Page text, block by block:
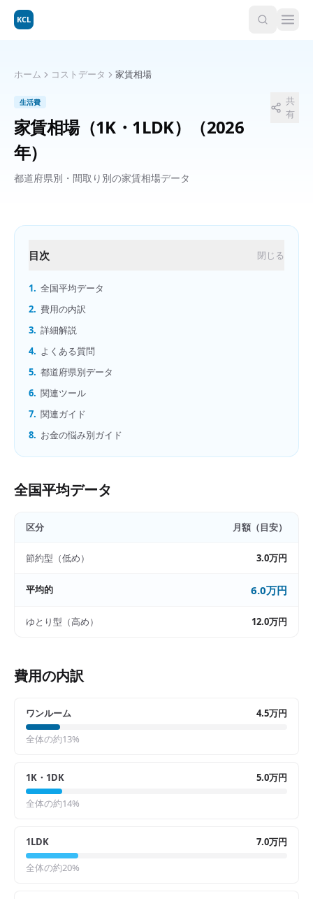
KCL
ホーム コストデータ 家賃相場
生活費
家賃相場（1K・1LDK）
（2026
年）
都道府県別・間取り別の家賃相場データ
共
有
目次 閉じる
1. 全国平均データ
2. 費用の内訳
3. 詳細解説
4. よくある質問
5. 都道府県別データ
6. 関連ツール
7. 関連ガイド
8. お金の悩み別ガイド
全国平均データ
区分 月額（目安）
節約型（低め） 3.0万円
平均的 6.0万円
ゆとり型（高め） 12.0万円
費用の内訳
ワンルーム 4.5万円
全体の約13%
1K・1DK 5.0万円
全体の約14%
1LDK 7.0万円
全体の約20%